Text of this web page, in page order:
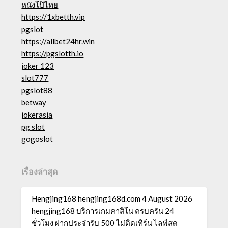
หนังโป๊ไทย
https://1xbetth.vip
pgslot
https://allbet24hr.win
https://pgslotth.io
joker 123
slot777
pgslot88
betway
jokerasia
pg slot
gogoslot
เรื่องล่าสุด
Hengjing168 hengjing168d.com 4 August 2026
hengjing168 บริการเกมคาสิโน ครบครัน 24
ชั่วโมง ฝากประจำรับ 500 ไม่ติดเทิร์น ไลฟ์สด